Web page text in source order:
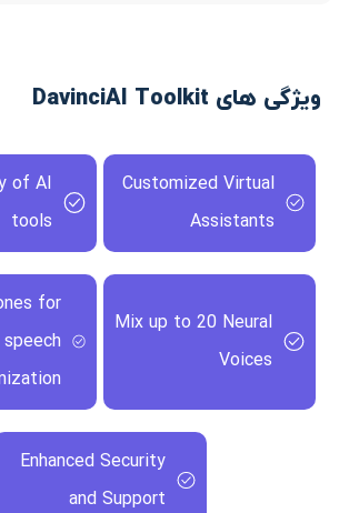
ویژگی های DavinciAI Toolkit
Customized Virtual
Assistants
of AI
tools
Mix up to 20 Neural
Voices
for
speech
Enhanced Security
and Support